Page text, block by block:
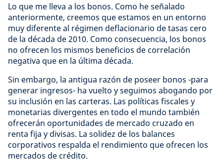
Lo que me lleva a los bonos. Como he señalado
anteriormente, creemos que estamos en un entorno
muy diferente al régimen deflacionario de tasas cero
de la década de 2010. Como consecuencia, los bonos
no ofrecen los mismos beneficios de correlación
negativa que en la última década.
Sin embargo, la antigua razón de poseer bonos -para
generar ingresos- ha vuelto y seguimos abogando por
su inclusión en las carteras. Las políticas fiscales y
monetarias divergentes en todo el mundo también
ofrecerán oportunidades de mercado cruzado en
renta fija y divisas. La solidez de los balances
corporativos respalda el rendimiento que ofrecen los
mercados de crédito.